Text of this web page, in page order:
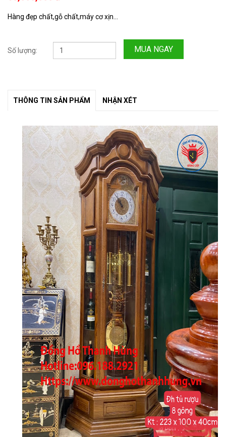
Hàng đẹp chất,gỗ chất,máy cơ xịn...
Số lượng: MUA NGAY
THÔNG TIN SẢN PHẨM NHẬN XÉT